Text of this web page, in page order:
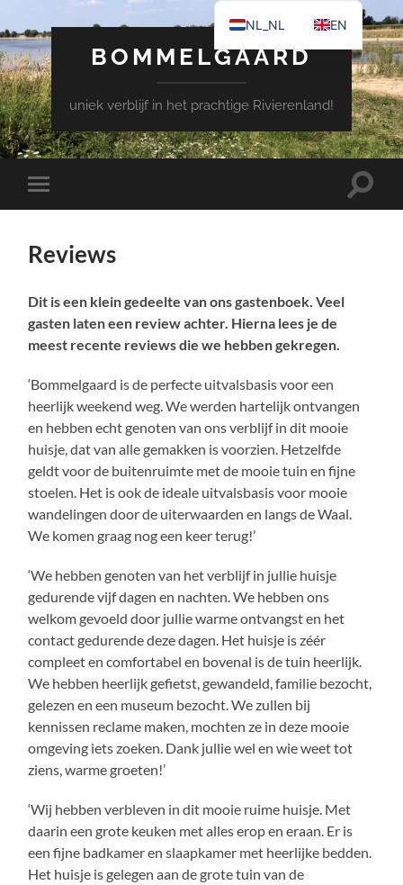
BOMMELGAARD
uniek verblijf in het prachtige Rivierenland!
Schakel
naar
menu
Reviews
Dit is een klein gedeelte van ons gastenboek. Veel
gasten laten een review achter. Hierna lees je de
meest recente reviews die we hebben gekregen.
‘Bommelgaard is de perfecte uitvalsbasis voor een
heerlijk weekend weg. We werden hartelijk ontvangen
en hebben echt genoten van ons verblijf in dit mooie
huisje, dat van alle gemakken is voorzien. Hetzelfde
geldt voor de buitenruimte met de mooie tuin en fijne
stoelen. Het is ook de ideale uitvalsbasis voor mooie
wandelingen door de uiterwaarden en langs de Waal.
We komen graag nog een keer terug!’
‘We hebben genoten van het verblijf in jullie huisje
gedurende vijf dagen en nachten. We hebben ons
welkom gevoeld door jullie warme ontvangst en het
contact gedurende deze dagen. Het huisje is zéér
compleet en comfortabel en bovenal is de tuin heerlijk.
We hebben heerlijk gefietst, gewandeld, familie bezocht,
gelezen en een museum bezocht. We zullen bij
kennissen reclame maken, mochten ze in deze mooie
omgeving iets zoeken. Dank jullie wel en wie weet tot
ziens, warme groeten!’
‘Wij hebben verbleven in dit mooie ruime huisje. Met
daarin een grote keuken met alles erop en eraan. Er is
een fijne badkamer en slaapkamer met heerlijke bedden.
Het huisje is gelegen aan de grote tuin van de
NL_NL EN